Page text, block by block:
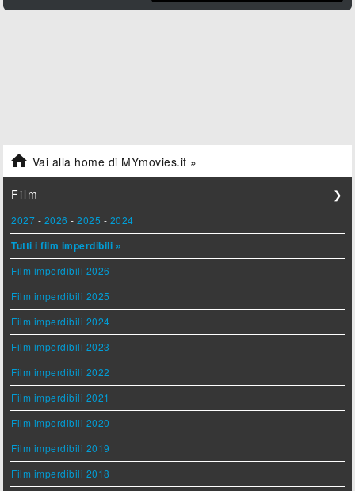
 Vai alla home di MYmovies.it »
Film ❯
2027 - 2026 -2025 - 2024
Tutti i film imperdibili »
Film imperdibili 2026
Film imperdibili 2025
Film imperdibili 2024
Film imperdibili 2023
Film imperdibili 2022
Film imperdibili 2021
Film imperdibili 2020
Film imperdibili 2019
Film imperdibili 2018